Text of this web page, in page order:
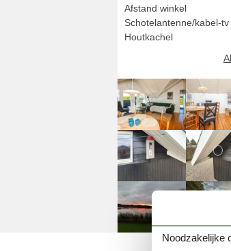
Afstand winkel
Schotelantenne/kabel-tv
Houtkachel
Noodzakelijke